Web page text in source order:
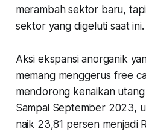
merambah sektor baru,
sektor yang digeluti saat ini.
Aksi ekspansi anorganik
memang menggerus free
mendorong kenaikan
Sampai September 2023,
naik 23,81 persen menjadi